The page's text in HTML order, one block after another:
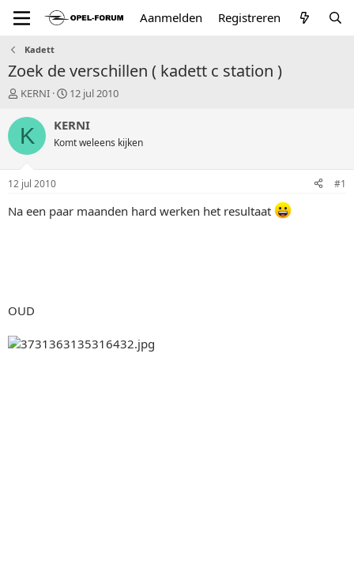
Aanmelden Registreren
Kadett
Zoek de verschillen ( kadett c station )
T
p
t
a
r
t
KERNI
S
a
t
u
m
12 jul 2010
K KERNI
Komt weleens kijken
12 jul 2010 #1
Na een paar maanden hard werken het resultaat
OUD